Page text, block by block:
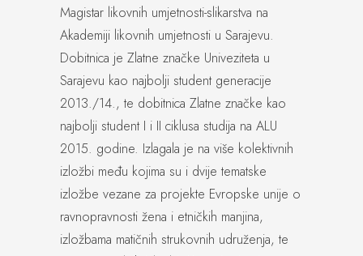
Magistar likovnih umjetnosti-slikarstva na
Akademiji likovnih umjetnosti u Sarajevu.
Dobitnica je Zlatne značke Univeziteta u
Sarajevu kao najbolji student generacije
2013./14., te dobitnica Zlatne značke kao
najbolji student I i II ciklusa studija na ALU
2015. godine. Izlagala je na više kolektivnih
izložbi među kojima su i dvije tematske
izložbe vezane za projekte Evropske unije o
ravnopravnosti žena i etničkih manjina,
izložbama matičnih strukovnih udruženja, te